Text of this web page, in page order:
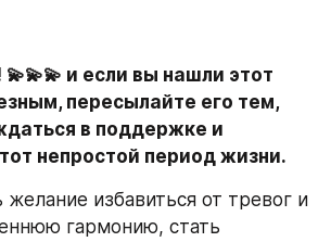
и если вы нашли этот
пересылайте его тем,
в поддержке и
непростой период жизни.
желание избавиться от тревог и
гармонию, стать